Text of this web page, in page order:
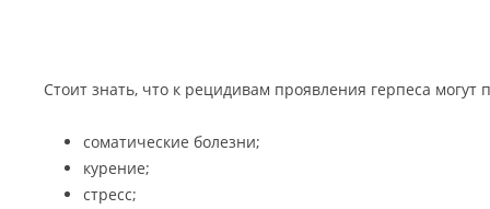
Стоит знать, что к рецидивам проявления герпеса могут
соматические болезни;
курение;
стресс;